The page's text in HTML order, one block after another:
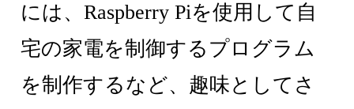
には、Raspberry Piを使用して自
宅の家電を制御するプログラム
を制作するなど、趣味としてさ